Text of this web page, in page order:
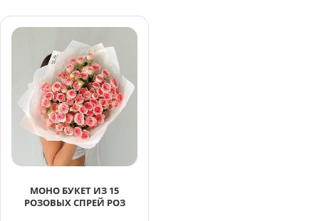
МОНО БУКЕТ ИЗ 15
РОЗОВЫХ СПРЕЙ РОЗ